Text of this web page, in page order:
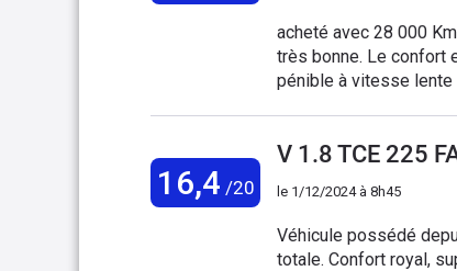
acheté avec 28 000
très bonne. Le confort
pénible à vitesse
"kart") que l'E5IP
la consommation
passagers). Quelques
agent est au top !!
16,4 /20
V 1.8 TCE 225
le 1/12/2024 à 8h45
Véhicule possédé
totale. Confort royal,